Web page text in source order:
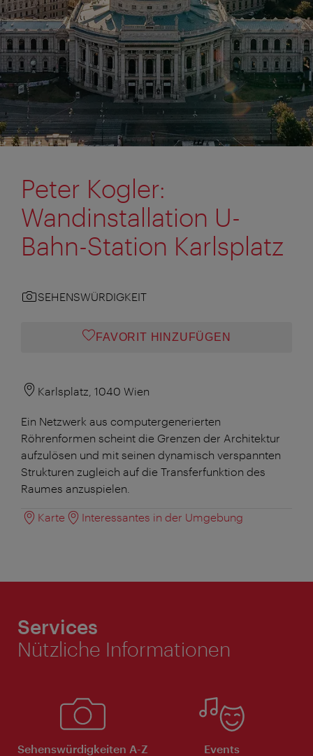
Peter Kogler:
Wandinstallation U-
Bahn-Station Karlsplatz
SEHENSWÜRDIGKEIT
FAVORIT HINZUFÜGEN
Karlsplatz, 1040 Wien
Ein Netzwerk aus computergenerierten
Röhrenformen scheint die Grenzen der Architektur
aufzulösen und mit seinen dynamisch verspannten
Strukturen zugleich auf die Transferfunktion des
Raumes anzuspielen.
Karte Interessantes in der Umgebung
Services
Nützliche Informationen
Sehenswürdigkeiten A-Z Events